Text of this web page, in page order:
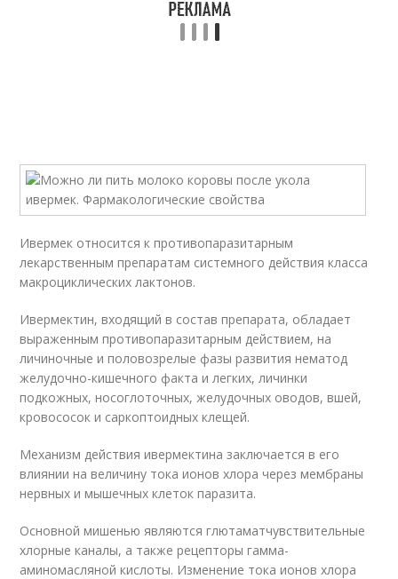
Ивермек относится к противопаразитарным
лекарственным препаратам системного действия класса
макроциклических лактонов.
Ивермектин, входящий в состав препарата, обладает
выраженным противопаразитарным действием, на
личиночные и половозрелые фазы развития нематод
желудочно-кишечного факта и легких, личинки
подкожных, носоглоточных, желудочных оводов, вшей,
кровососок и саркоптоидных клещей.
Механизм действия ивермектина заключается в его
влиянии на величину тока ионов хлора через мембраны
нервных и мышечных клеток паразита.
Основной мишенью являются глютаматчувствительные
хлорные каналы, а также рецепторы гамма-
аминомасляной кислоты. Изменение тока ионов хлора